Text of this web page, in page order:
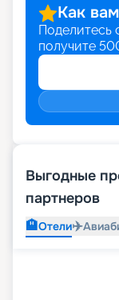
Как
Поделитесь
получите
Выгодные
партнеров
🏨Отели✈️